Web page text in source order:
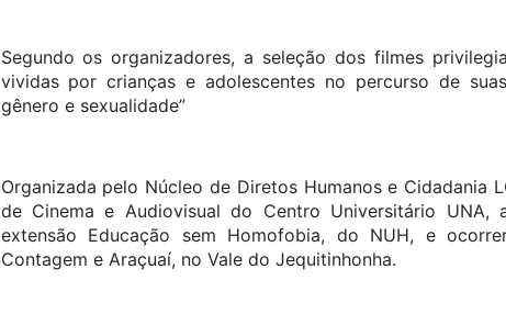
Segundo os organizadores, a seleção dos filmes
vividas por crianças e adolescentes no percurso de
gênero e sexualidade”
Organizada pelo Núcleo de Diretos Humanos e Cidadania
de Cinema e Audiovisual do Centro Universitário
extensão Educação sem Homofobia, do NUH, e
Contagem e Araçuaí, no Vale do Jequitinhonha.